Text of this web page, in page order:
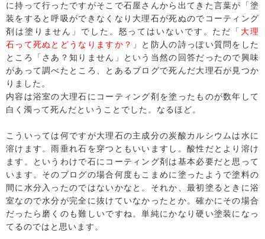
に持って行ったですがそこで石屋さんから出てきた言葉が「塗
装をすると呼吸ができなくなり大理石が死ぬのでコーティング
剤は塗りません」でした。怒ってはいないです。ただ「 大理
石って死ぬとどうなりますか？ 」と防人の詩っぽい質問をした
ところ「さあ？知りません」という当然の回答だったので興味
があって調べたところ、とあるブログで死んだ大理石が見つか
りました。
内容は浴室の大理石にコーティング剤を塗ったものが数年して
白く濁って死んだということでした。なるほど。
こういっては何ですが大理石の主成分の炭酸カルシウムは水に
溶けます。雨垂れ石を穿つともいいますし。酸性だとより溶け
ます。というわけで石にコーティング剤は基本必要だと思って
います。そのブログの場合何度もこまめに塗ったようで塗料の
間に水分入ったのではないかなと。それか、最初塗るときに浴
室なので水分が完全に抜けていなかったとか。確かにその場合
だったら磨くのも難しいですね。単純にかなり硬い塗装になっ
てるのではと思います。